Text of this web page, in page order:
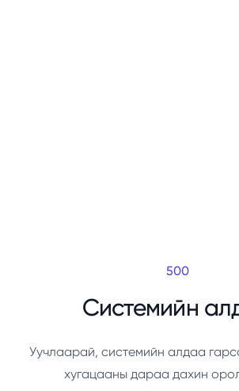
500
Системийн
Уучлаарай, системийн алдаа
хугацааны дараа дахин